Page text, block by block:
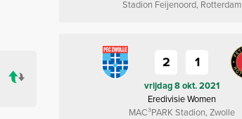
Stadion Feijenoord, Rotterdam
2 1
vrijdag 8 okt. 2021
Eredivisie Women
MAC³PARK Stadion, Zwolle